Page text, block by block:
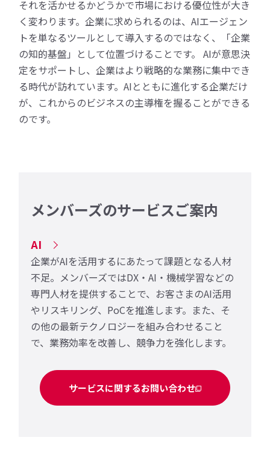
それを活かせるかどうかで市場における優位性が大き
く変わります。企業に求められるのは、AIエージェン
トを単なるツールとして導入するのではなく、「企業
の知的基盤」として位置づけることです。 AIが意思決
定をサポートし、企業はより戦略的な業務に集中でき
る時代が訪れています。AIとともに進化する企業だけ
が、これからのビジネスの主導権を握ることができる
のです。
メンバーズのサービスご案内
AI
企業がAIを活用するにあたって課題となる人材
不足。メンバーズではDX・AI・機械学習などの
専門人材を提供することで、お客さまのAI活用
やリスキリング、PoCを推進します。また、そ
の他の最新テクノロジーを組み合わせること
で、業務効率を改善し、競争力を強化します。
サービスに関するお問い合わせ